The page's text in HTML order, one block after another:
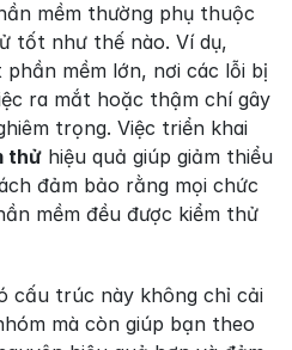
mềm thường phụ thuộc
tốt như thế nào. Ví dụ,
mềm lớn, nơi các lỗi bị
ra mắt hoặc thậm chí gây
thử hiệu quả giúp giảm thiểu
đảm bảo rằng mọi chức
mềm đều được kiểm thử
cấu trúc này không chỉ cải
mà còn giúp bạn theo